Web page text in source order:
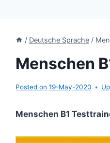
/ Deutsche Sprache /
Menschen
Posted on 19-May-2020
Menschen B1